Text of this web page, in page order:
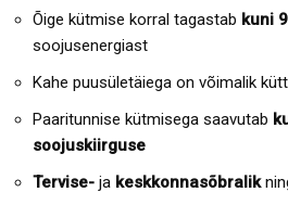
Õige kütmise korral tagastab kuni
soojusenergiast
Kahe puusületäiega on võimalik
Paaritunnise kütmisega saavutab
soojuskiirguse
Tervise- ja keskkonnasõbralik